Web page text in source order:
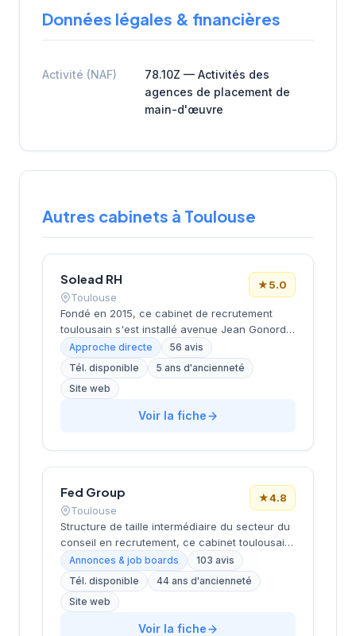
Données légales & financières
Activité (NAF)
78.10Z — Activités des
agences de placement de
main-d'œuvre
Autres cabinets à Toulouse
Solead RH
Toulouse
★5.0
Fondé en 2015, ce cabinet de recrutement
toulousain s'est installé avenue Jean Gonord
dans le secteur dynamique de la ville rose.
Dirigé par Medard, il s'appuie sur une
expertise de près de 10 ans pour
accompagner entreprises et candidats dans
leurs projets de recrutement. La structure
affiche une excellente réputation avec une
marché du recrutement toulousain.
Approche directe
56 avis
Tél. disponible
5 ans d'ancienneté
Site web
Voir la fiche
Fed Group
Toulouse
★4.8
Structure de taille intermédiaire du secteur du
conseil en recrutement, ce cabinet toulousain
opère depuis ses locaux de Now Toulouse sur
la Piste des Géants. Établi dans la métropole
rose, il développe son activité de placement et
de conseil RH avec une approche centrée sur
l'accompagnement des entreprises locales et
Annonces & job boards
103 avis
Tél. disponible
44 ans d'ancienneté
Site web
Voir la fiche